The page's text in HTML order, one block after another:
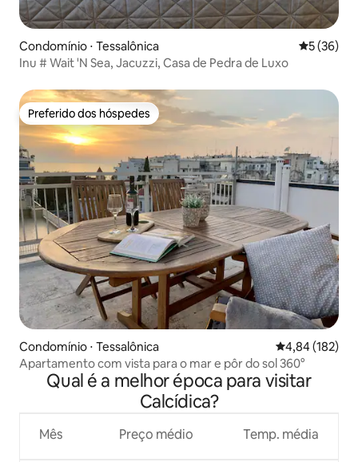
Condomínio ⋅ Tessalônica 5 de uma
5 (36)
Inu # Wait 'N Sea, Jacuzzi, Casa de Pedra de Luxo
Preferido dos hóspedes
Preferido dos hóspedes
Condomínio ⋅ Tessalônica 4,84 de uma
4,84 (182)
Apartamento com vista para o mar e pôr do sol 360°
Qual é a melhor época para visitar
Calcídica?
Mês Preço médio Temp. média